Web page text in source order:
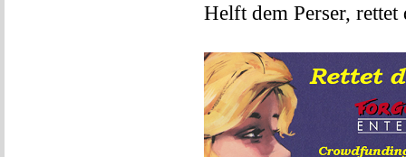
Helft dem Perser,